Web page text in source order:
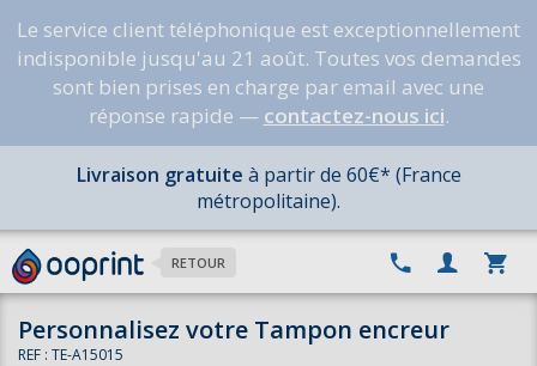
Le service client téléphonique est exceptionnellement
indisponible jusqu'au 21 août. Toutes vos demandes
sont bien prises en charge par email avec une
réponse rapide — contactez-nous ici.
Livraison gratuite à partir de 60€* (France
métropolitaine).
RETOUR
Personnalisez votre Tampon encreur
REF : TE-A15015